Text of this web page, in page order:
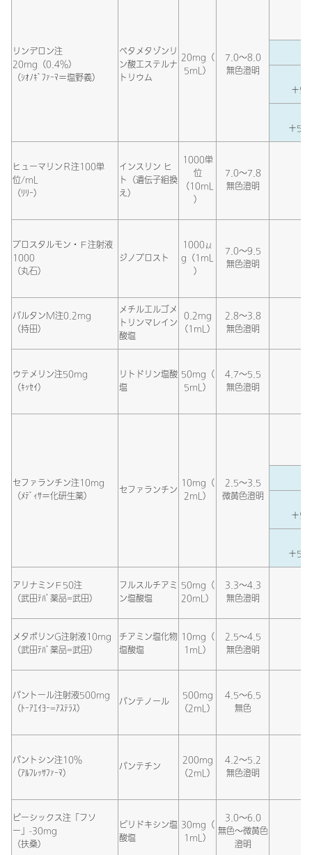
リンデロン注
20mg（0.4％）
（ｼｵﾉｷﾞﾌｧｰﾏ＝塩野義）
ベタメタゾンリ
ン酸エステルナ
トリウム
20mg（
5mL）
7.0～8.0
無色澄明
＋5
＋5
ヒューマリンＲ注100単
位/mL
（ﾘﾘｰ）
インスリン ヒ
ト（遺伝子組換
え）
1000単
位
（10mL
）
7.0～7.8
無色澄明
プロスタルモン・Ｆ注射液
1000
（丸石）
ジノプロスト
1000μ
g（1mL
）
7.0～9.5
無色澄明
パルタンM注0.2mg
（持田）
メチルエルゴメ
トリンマレイン
酸塩
0.2mg
（1mL）
2.8～3.8
無色澄明
ウテメリン注50mg
（ｷｯｾｲ）
リトドリン塩酸
塩
50mg（
5mL）
4.7～5.5
無色澄明
セファランチン注10mg
（ﾒﾃﾞｨｻ＝化研生薬）
セファランチン
10mg（
2mL）
2.5～3.5
微黄色澄明
＋5
＋5
アリナミンＦ50注
（武田ﾃﾊﾞ薬品=武田）
フルスルチアミ
ン塩酸塩
50mg（
20mL）
3.3～4.3
無色澄明
メタボリンG注射液10mg
（武田ﾃﾊﾞ薬品=武田）
チアミン塩化物
塩酸塩
10mg（
1mL）
2.5～4.5
無色澄明
パントール注射液500mg
（ﾄｰｱｴｲﾖｰ=ｱｽﾃﾗｽ）
パンテノール
500mg
（2mL）
4.5～6.5
無色
パントシン注10％
（ｱﾙﾌﾚｯｻﾌｧｰﾏ）
パンテチン
200mg
（2mL）
4.2～5.2
無色澄明
ビーシックス注「フソ
ー」-30mg
（扶桑）
ピリドキシン塩
酸塩
30mg（
1mL）
3.0～6.0
無色～微黄色
澄明